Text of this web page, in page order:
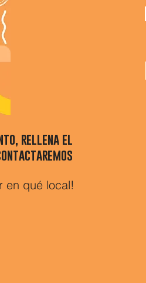
rellena el
en qué local!